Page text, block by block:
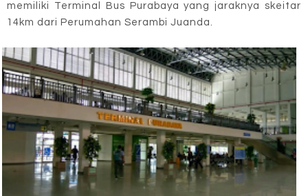
memiliki Terminal Bus Purabaya yang jaraknya skeitar
14km dari Perumahan Serambi Juanda.